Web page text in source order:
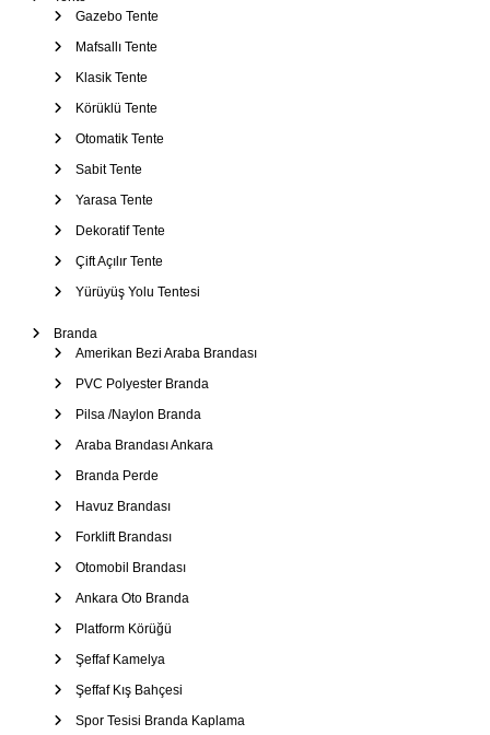
Gazebo Tente
Mafsallı Tente
Klasik Tente
Körüklü Tente
Otomatik Tente
Sabit Tente
Yarasa Tente
Dekoratif Tente
Çift Açılır Tente
Yürüyüş Yolu Tentesi
Branda
Amerikan Bezi Araba Brandası
PVC Polyester Branda
Pilsa /Naylon Branda
Araba Brandası Ankara
Branda Perde
Havuz Brandası
Forklift Brandası
Otomobil Brandası
Ankara Oto Branda
Platform Körüğü
Şeffaf Kamelya
Şeffaf Kış Bahçesi
Spor Tesisi Branda Kaplama